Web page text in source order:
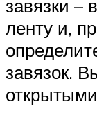
завязки –
ленту и,
завязок.